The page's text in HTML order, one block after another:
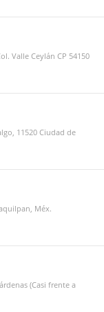
Valle Ceylán CP 54150
11520 Ciudad de
Méx.
(Casi frente a